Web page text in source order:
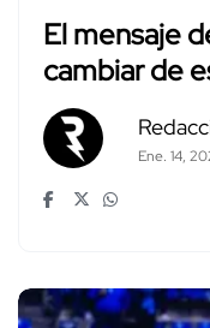
El mensaje
cambiar de
Ene. 14,